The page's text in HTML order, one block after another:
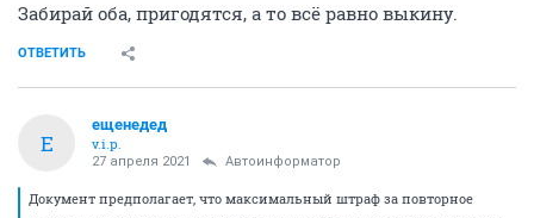
Забирай оба, пригодятся, а то всё равно выкину.
ОТВЕТИТЬ
Е
ещенедед
v.i.p.
27 апреля 2021 Автоинформатор
Документ предполагает, что максимальный штраф за повторное